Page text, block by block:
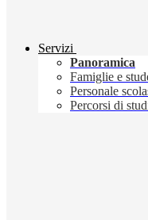
Servizi
Panoramica
Famiglie e
Personale
Percorsi di